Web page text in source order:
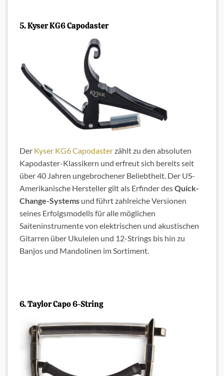
5. Kyser KG6 Capodaster
Der Kyser KG6 Capodasterzählt zu den absoluten
Kapodaster-Klassikern und erfreut sich bereits seit
über 40 Jahren ungebrochener Beliebtheit. Der US-
Amerikanische Hersteller gilt als Erfinder desQuick-
Change-Systems und führt zahlreiche Versionen
seines Erfolgsmodells für alle möglichen
Saiteninstrumente von elektrischen und akustischen
Gitarren über Ukulelen und 12-Strings bis hin zu
Banjos und Mandolinen im Sortiment.
6. Taylor Capo 6-String